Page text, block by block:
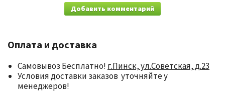
Добавить комментарий
Оплата и доставка
Самовывоз Бесплатно! г.Пинск, ул.Советская, д.23
Условия доставки заказов уточняйте у
менеджеров!